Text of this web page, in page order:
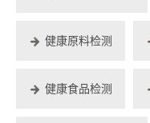
健康原料检测
健康食品检测